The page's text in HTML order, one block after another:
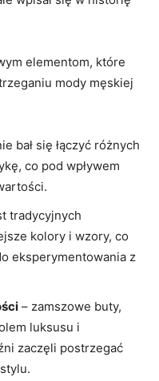
elementom, które
mody męskiej
bał się łączyć różnych
co pod wpływem
tradycyjnych
kolory i wzory, co
eksperymentowania z
– zamszowe buty,
luksusu i
zaczęli postrzegać